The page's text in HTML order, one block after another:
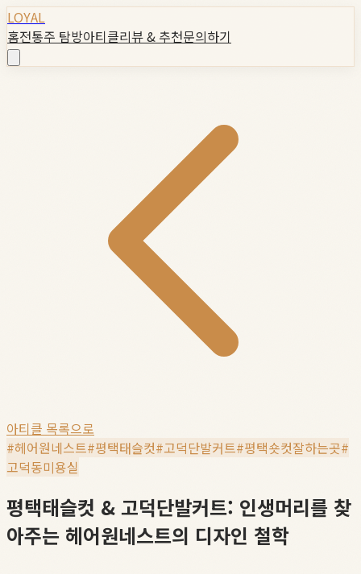
LOYAL
홈전통주 탐방아티클리뷰 & 추천문의하기
아티클 목록으로
#헤어원네스트#평택태슬컷#고덕단발커트#평택숏컷잘하는곳#
고덕동미용실
평택태슬컷 & 고덕단발커트: 인생머리를 찾
아주는 헤어원네스트의 디자인 철학